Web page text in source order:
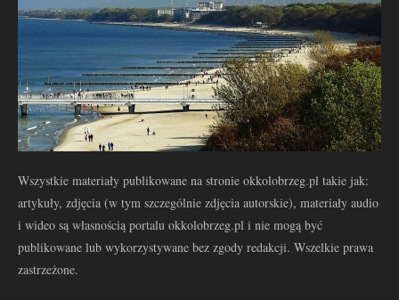
Wszystkie materiały publikowane na stronie okkolobrzeg.pl takie jak:
artykuły, zdjęcia (w tym szczególnie zdjęcia autorskie), materiały audio
i wideo są własnością portalu okkolobrzeg.pl i nie mogą być
publikowane lub wykorzystywane bez zgody redakcji. Wszelkie prawa
zastrzeżone.